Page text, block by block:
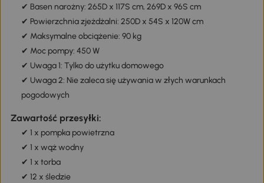
✔ Basen narożny: 265D x 117S cm, 269D x 96S cm
✔ Powierzchnia zjeżdżalni: 250D x 54S x 120W cm
✔ Maksymalne obciążenie: 90 kg
✔ Moc pompy: 450 W
✔ Uwaga 1: Tylko do użytku domowego
✔ Uwaga 2: Nie zaleca się używania w złych warunkach
pogodowych
Zawartość przesyłki:
✔ 1 x pompka powietrzna
✔ 1 x wąż wodny
✔ 1 x torba
✔ 12 x śledzie